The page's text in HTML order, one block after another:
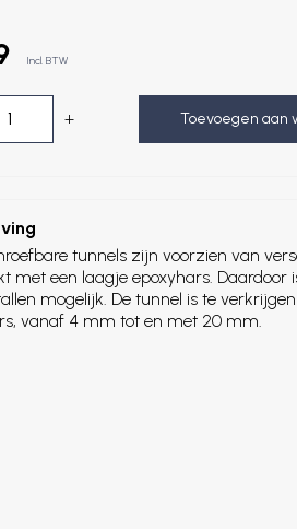
Incl. BTW
+ Toevoegen aan
tunnels zijn voorzien van
met een laagje epoxyhars. Daardoor
mogelijk. De tunnel is te
vanaf 4 mm tot en met 20 mm.